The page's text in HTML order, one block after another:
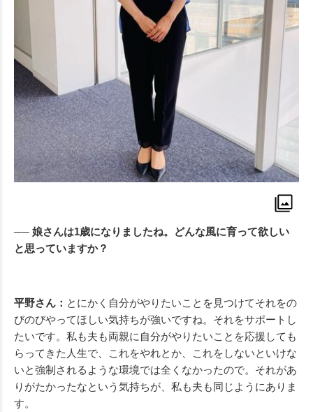
── 娘さんは1歳になりましたね。どんな風に育って欲しい
と思っていますか？
平野さん： とにかく自分がやりたいことを見つけてそれをの
びのびやってほしい気持ちが強いですね。それをサポートし
たいです。私も夫も両親に自分がやりたいことを応援しても
らってきた人生で、これをやれとか、これをしないといけな
いと強制されるような環境では全くなかったので。それがあ
りがたかったなという気持ちが、私も夫も同じようにありま
す。